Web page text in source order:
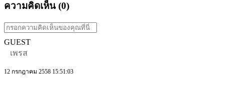
ความคิดเห็น (0)
GUEST
เพรส
12 กรกฎาคม 2558 15:51:03